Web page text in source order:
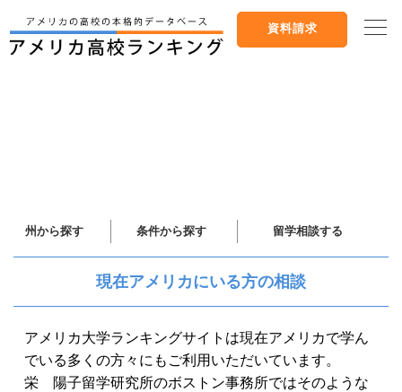
資料請求
州から探す 条件から探す 留学相談する
現在アメリカにいる方の相談
アメリカ大学ランキングサイトは現在アメリカで学ん
でいる多くの方々にもご利用いただいています。
栄 陽子留学研究所のボストン事務所ではそのような